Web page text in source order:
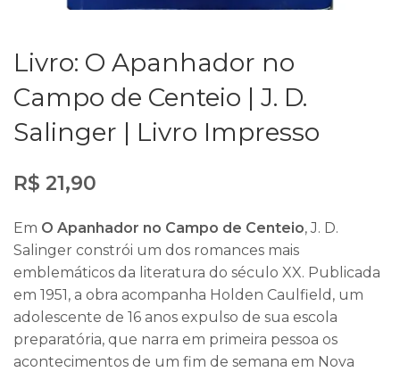
Livro: O Apanhador no
Campo de Centeio | J. D.
Salinger | Livro Impresso
R$ 21,90
Em O Apanhador no Campo de Centeio, J. D.
Salinger constrói um dos romances mais
emblemáticos da literatura do século XX. Publicada
em 1951, a obra acompanha Holden Caulfield, um
adolescente de 16 anos expulso de sua escola
preparatória, que narra em primeira pessoa os
acontecimentos de um fim de semana em Nova